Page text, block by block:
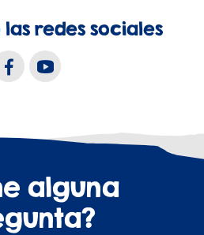
las redes sociales
alguna